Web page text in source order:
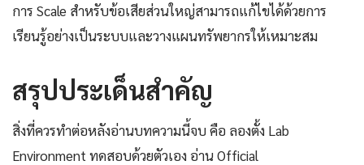
การ Scale สำหรับข้อเสียส่วนใหญ่สามารถแก้ไขได้ด้วยการ
เรียนรู้อย่างเป็นระบบและวางแผนทรัพยากรให้เหมาะสม
สรุปประเด็นสำคัญ
สิ่งที่ควรทำต่อหลังอ่านบทความนี้จบ คือ ลองตั้ง Lab
Environment ทดสอบด้วยตัวเอง อ่าน Official